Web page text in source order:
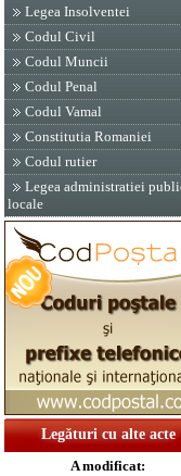
Legea Insolventei
Codul Civil
Codul Muncii
Codul Penal
Codul Vamal
Constitutia Romaniei
Codul rutier
Legea administratiei
locale
Legături cu alte acte
A modificat: